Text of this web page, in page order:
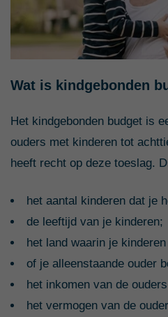
Wat is kindgebonden
Het kindgebonden budget is
ouders met kinderen tot
heeft recht op deze toeslag.
het aantal kinderen dat je
de leeftijd van je kinderen;
het land waarin je kinderen
of je alleenstaande ouder
het inkomen van de
het vermogen van de